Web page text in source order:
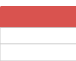
ROBOCZA
I